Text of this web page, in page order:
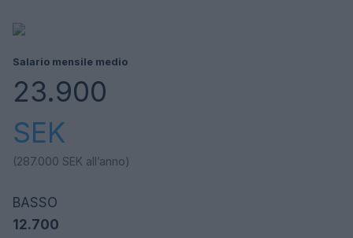
Salario mensile medio
23.900
SEK
(287.000 SEK all’anno)
BASSO
12.700